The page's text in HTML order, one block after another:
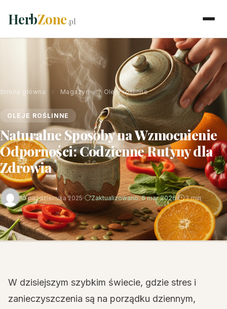
HerbZone.pl
Strona główna › Magazyn › Oleje roślinne
OLEJE ROŚLINNE
Naturalne Sposoby na Wzmocnienie
Odporności: Codzienne Rutyny dla
Zdrowia
15 października 2025· Zaktualizowano: 6 mar 2026· 3 min
W dzisiejszym szybkim świecie, gdzie stres i
zanieczyszczenia są na porządku dziennym,